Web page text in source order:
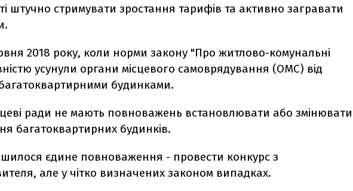
штучно стримувати зростання тарифів та активно загравати
2018 року, коли норми закону "Про житлово-комунальні
усунули органи місцевого самоврядування (ОМС) від
багатоквартирними будинками.
ради не мають повноважень встановлювати або змінювати
багатоквартирних будинків.
єдине повноваження - провести конкурс з
але у чітко визначених законом випадках.